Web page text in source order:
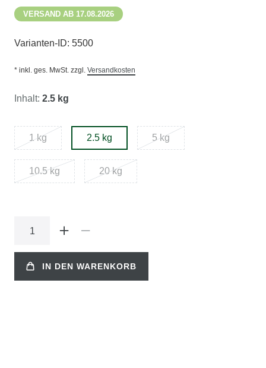
VERSAND AB 17.08.2026
Varianten-ID: 5500
* inkl. ges. MwSt. zzgl. Versandkosten
Inhalt: 2.5 kg
1 kg 2.5 kg 5 kg
10.5 kg 20 kg
IN DEN WARENKORB